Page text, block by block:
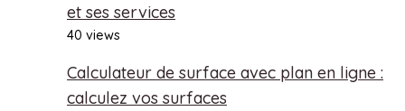
et ses services
40 views
Calculateur de surface avec plan en ligne :
calculez vos surfaces